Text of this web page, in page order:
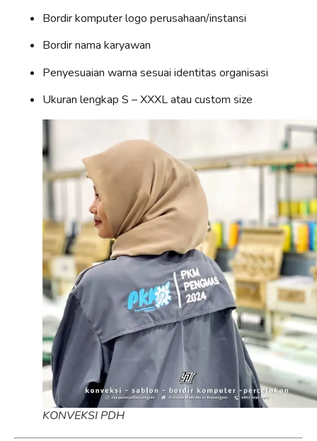
Bordir komputer logo perusahaan/instansi
Bordir nama karyawan
Penyesuaian warna sesuai identitas organisasi
Ukuran lengkap S – XXXL atau custom size
KONVEKSI PDH